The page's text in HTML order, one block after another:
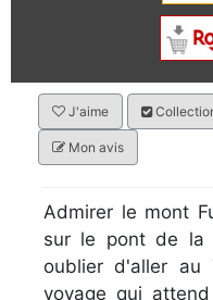
J'aime
Mon avis
Admirer le mont
sur le pont de la
oublier d'aller au
voyage qui